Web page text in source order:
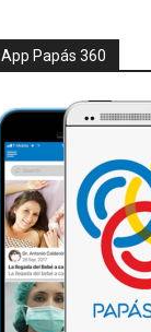
App Papás 360